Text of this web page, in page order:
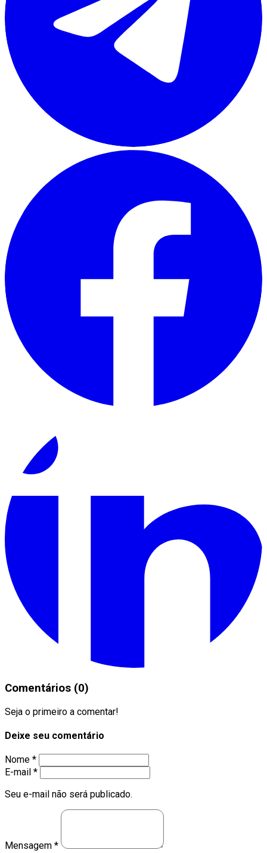
Comentários (0)
Seja o primeiro a comentar!
Deixe seu comentário
Nome *
E-mail *
Seu e-mail não será publicado.
Mensagem *